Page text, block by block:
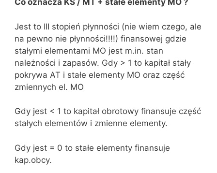
Co oznacza KS / MT + stałe elementy MO ?
Jest to III stopień płynności (nie wiem czego, ale
na pewno nie płynności!!!!) finansowej gdzie
stałymi elementami MO jest m.in. stan
należności i zapasów. Gdy > 1 to kapitał stały
pokrywa AT i stałe elementy MO oraz część
zmiennych el. MO
Gdy jest < 1 to kapitał obrotowy finansuje część
stałych elementów i zmienne elementy.
Gdy jest = 0 to stałe elementy finansuje
kap.obcy.